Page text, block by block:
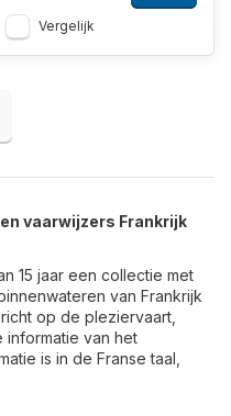
Vergelijk
vaarwijzers Frankrijk
15 jaar een collectie met
van Frankrijk
op de pleziervaart,
van het
is in de Franse taal,